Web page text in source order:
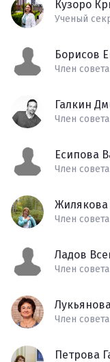
Кузоро
Ученый
Борисов
Член совета
Галкин
Член совета
Есипова
Член совета
Жилякова
Член совета
Ладов
Член совета
Член совета
Петрова